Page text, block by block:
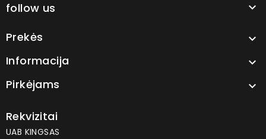
follow us 
Prekės 
Informacija 
Pirkėjams 
Rekvizitai
UAB KINGSAS